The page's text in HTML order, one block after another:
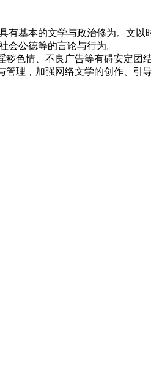
基本的文学与政治修为。文以
会公德等的言论与行为。
色情、不良广告等有碍安定团
理，加强网络文学的创作、引导